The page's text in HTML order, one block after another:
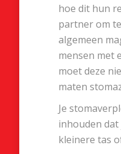
hoe dit hun
partner om
algemeen
mensen met
moet deze
maten
Je
inhouden
kleinere tas